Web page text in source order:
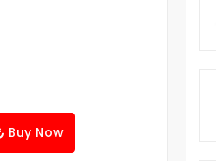
Buy Now